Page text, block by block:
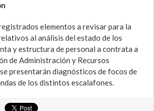
elementos a revisar para la
al análisis del estado de los
y estructura de personal a contrata a
de Administración y Recursos
se presentarán diagnósticos de focos de
de los distintos escalafones.